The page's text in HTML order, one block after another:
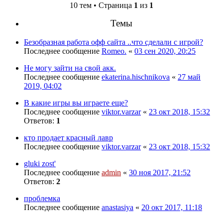
10 тем • Страница 1 из 1
Темы
Безобразная работа офф сайта ..что сделали с игрой?
Последнее сообщение Romeo. « 03 сен 2020, 20:25
Не могу зайти на свой акк.
Последнее сообщение ekaterina.hischnikova « 27 май
2019, 04:02
В какие игры вы играете еще?
Последнее сообщение viktor.varzar« 23 окт 2018, 15:32
Ответов: 1
кто продает красный лавр
Последнее сообщение viktor.varzar« 23 окт 2018, 15:32
gluki zost'
Последнее сообщение admin « 30 ноя 2017, 21:52
Ответов: 2
проблемка
Последнее сообщение anastasiya « 20 окт 2017, 11:18